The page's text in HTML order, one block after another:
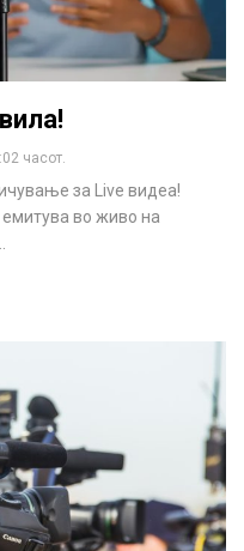
часот.
за Live видеа!
во живо на